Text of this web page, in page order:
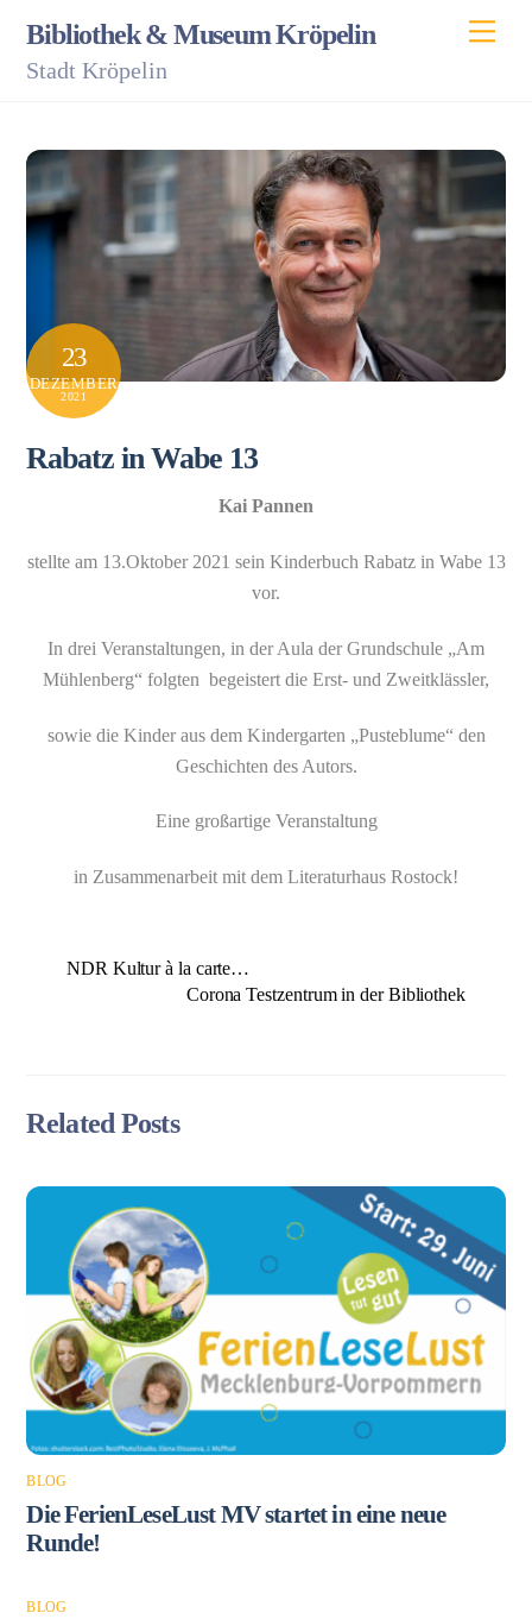
content
Bibliothek & Museum Kröpelin
Stadt Kröpelin
23
DEZEMBER
2021
Rabatz in Wabe 13
Kai Pannen
stellte am 13.Oktober 2021 sein Kinderbuch Rabatz in Wabe 13
vor.
In drei Veranstaltungen, in der Aula der Grundschule „Am
Mühlenberg“ folgten begeistert die Erst- und Zweitklässler,
sowie die Kinder aus dem Kindergarten „Pusteblume“ den
Geschichten des Autors.
Eine großartige Veranstaltung
in Zusammenarbeit mit dem Literaturhaus Rostock!
NDR Kultur à la carte…
Corona Testzentrum in der Bibliothek
Related Posts
BLOG
Die FerienLeseLust MV startet in eine neue
Runde!
BLOG